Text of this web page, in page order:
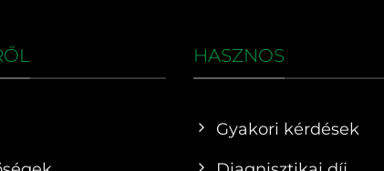
HASZNOS
Gyakori kérdések